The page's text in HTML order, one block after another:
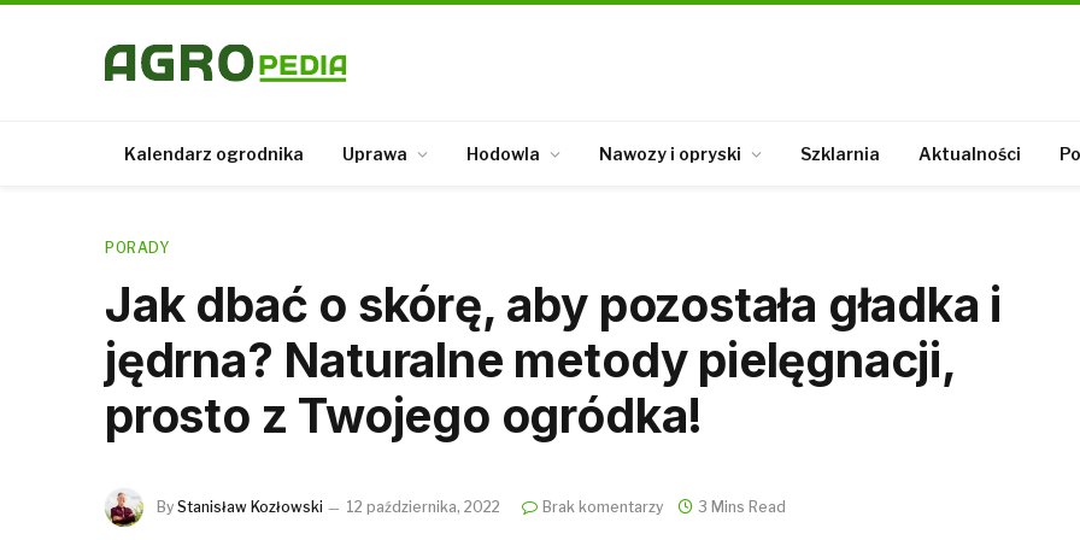
Kalendarz ogrodnika Uprawa Hodowla Nawozy i opryski Szklarnia Aktualności
PORADY
Jak dbać o skórę, aby pozostała gładka i
jędrna? Naturalne metody pielęgnacji,
prosto z Twojego ogródka!
By Stanisław Kozłowski 12 października, 2022 Brak komentarzy 3 Mins Read